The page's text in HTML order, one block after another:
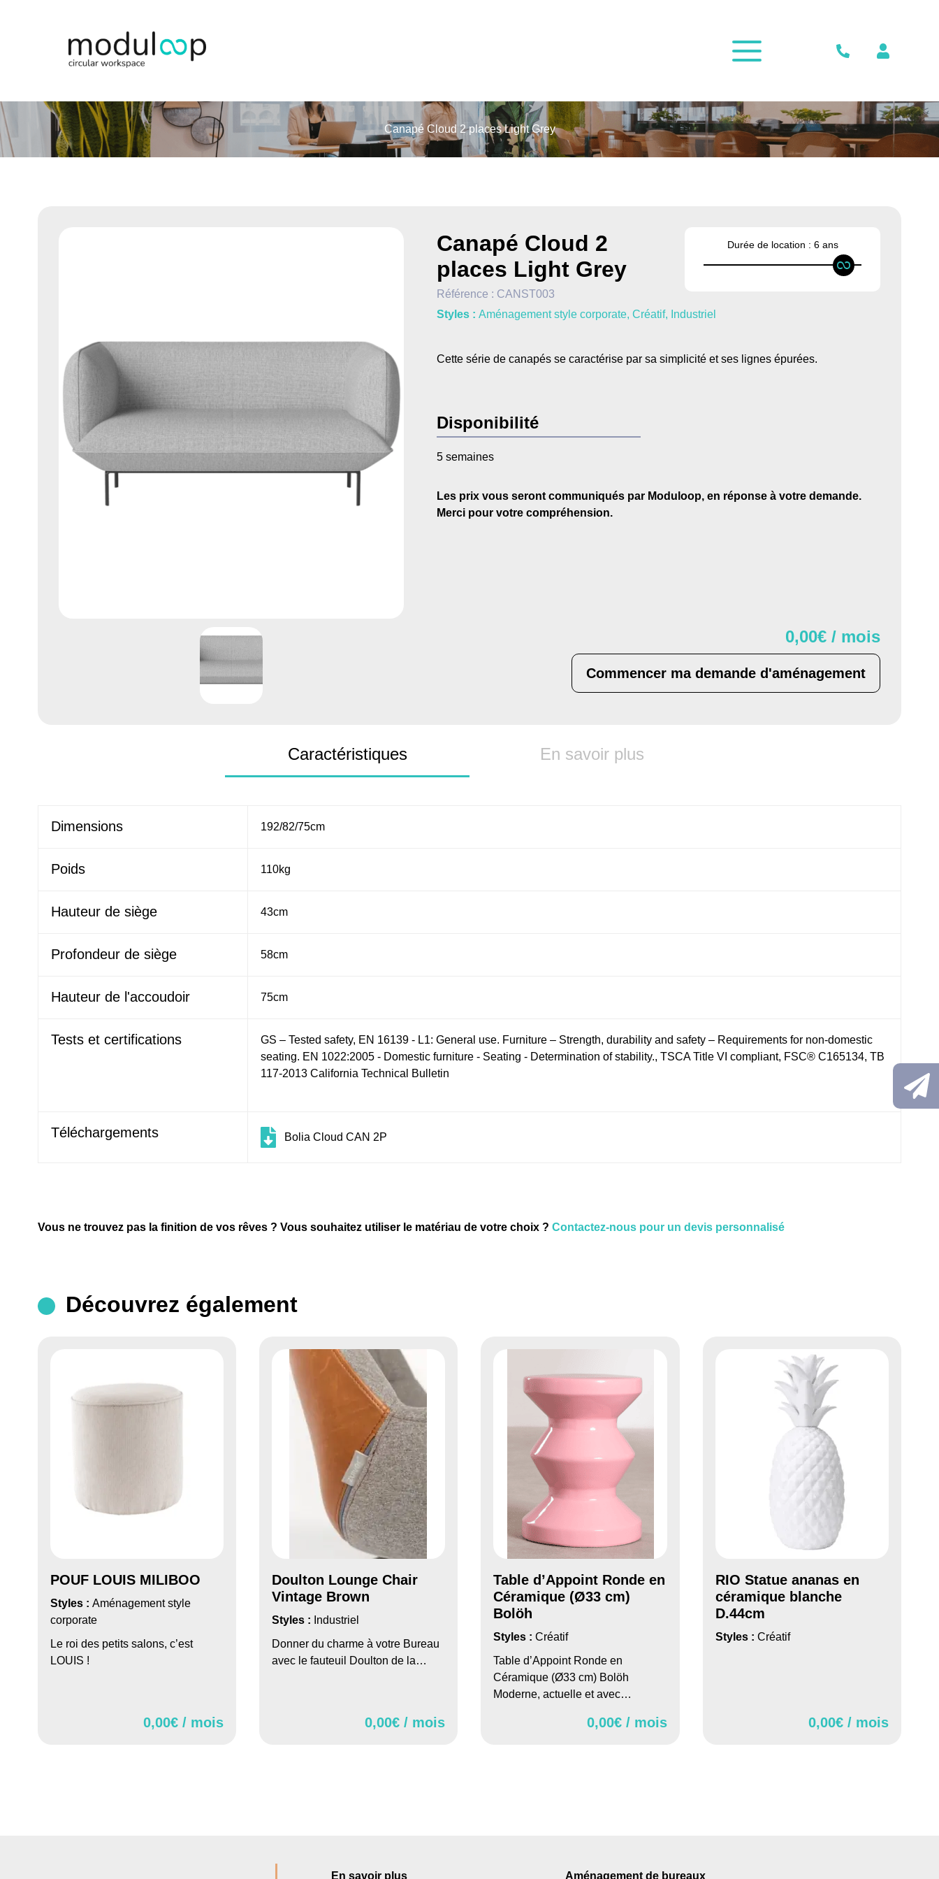
CONTACT
Canapé Cloud 2 places Light Grey
Canapé Cloud 2
places Light Grey
Référence : CANST003
Styles : Aménagement style corporate, Créatif, Industriel
Cette série de canapés se caractérise par sa simplicité et ses lignes épurées.
Disponibilité
5 semaines
Durée de location : 6 ans
Les prix vous seront communiqués par Moduloop, en réponse à votre demande.
Merci pour votre compréhension.
0,00€ / mois
Commencer ma demande d'aménagement
Caractéristiques En savoir plus
Dimensions 192/82/75cm
Poids 110kg
Hauteur de siège 43cm
Profondeur de siège 58cm
Hauteur de l'accoudoir 75cm
Tests et certifications
GS – Tested safety, EN 16139 - L1: General use. Furniture – Strength, durability and safety – Requirements for non-domestic
seating. EN 1022:2005 - Domestic furniture - Seating - Determination of stability., TSCA Title VI compliant, FSC® C165134, TB
117-2013 California Technical Bulletin
Téléchargements Bolia Cloud CAN 2P
Vous ne trouvez pas la finition de vos rêves ? Vous souhaitez utiliser le matériau de votre choix ? Contactez-nous pour un devis personnalisé
Découvrez également
POUF LOUIS MILIBOO
Styles : Aménagement style
corporate
Le roi des petits salons, c’est
LOUIS !
0,00€ / mois
Doulton Lounge Chair
Vintage Brown
Styles : Industriel
Donner du charme à votre Bureau
avec le fauteuil Doulton de la…
0,00€ / mois
Table d’Appoint Ronde en
Céramique (Ø33 cm)
Bolöh
Styles :Créatif
Table d’Appoint Ronde en
Céramique (Ø33 cm) Bolöh
Moderne, actuelle et avec…
0,00€ / mois
RIO Statue ananas en
céramique blanche
D.44cm
Styles : Créatif
0,00€ / mois
En savoir plus Aménagement de bureaux